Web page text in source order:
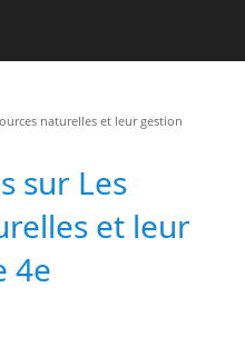
naturelles et leur gestion
sur Les
et leur
4e